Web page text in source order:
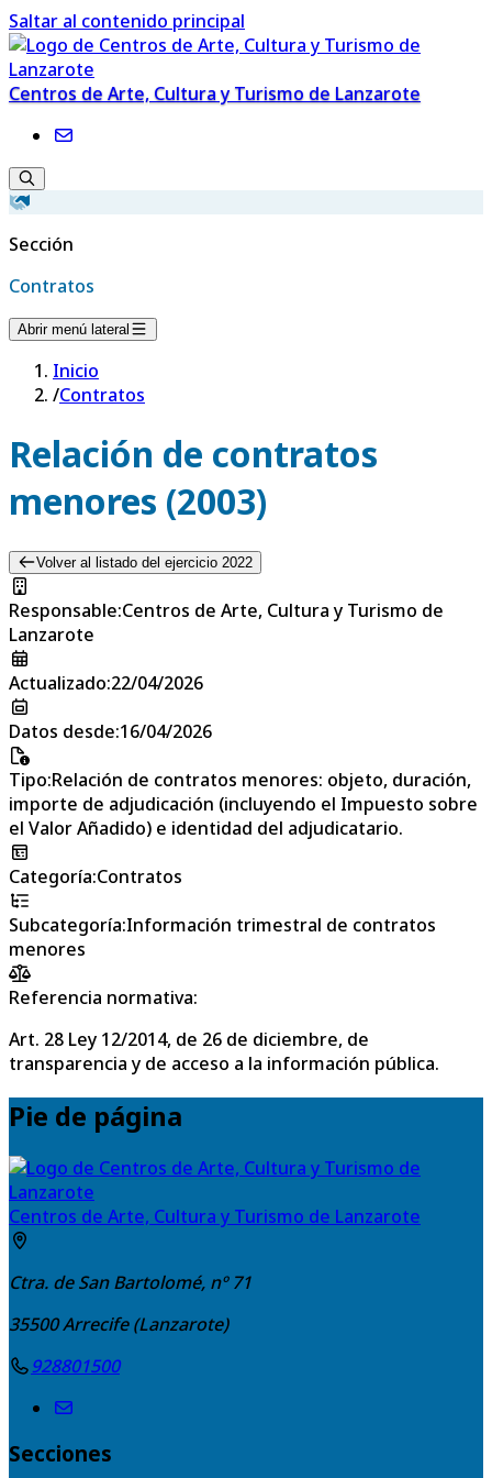
Saltar al contenido principal
Centros de Arte, Cultura y Turismo de Lanzarote
Sección
Contratos
Abrir menú lateral
Inicio
/Contratos
Relación de contratos
menores (2003)
Volver al listado del ejercicio 2022
Responsable:Centros de Arte, Cultura y Turismo de
Lanzarote
Actualizado:22/04/2026
Datos desde:16/04/2026
Tipo:Relación de contratos menores: objeto, duración,
importe de adjudicación (incluyendo el Impuesto sobre
el Valor Añadido) e identidad del adjudicatario.
Categoría:Contratos
Subcategoría:Información trimestral de contratos
menores
Referencia normativa:
Art. 28 Ley 12/2014, de 26 de diciembre, de
transparencia y de acceso a la información pública.
Pie de página
Centros de Arte, Cultura y Turismo de Lanzarote
Ctra. de San Bartolomé, nº 71
35500Arrecife (Lanzarote)
928801500
Secciones